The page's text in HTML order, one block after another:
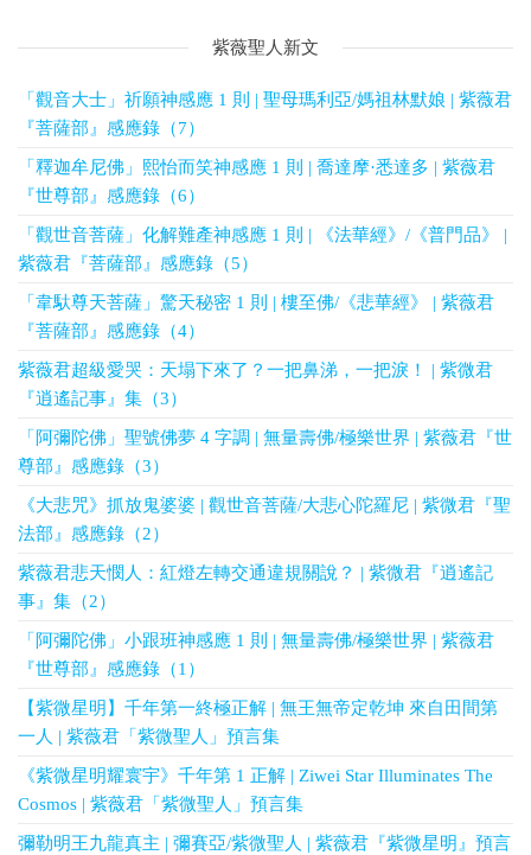
紫薇聖人新文
「觀音大士」祈願神感應 1 則 | 聖母瑪利亞/媽祖林默娘 | 紫薇君
『菩薩部』感應錄（7）
「釋迦牟尼佛」熙怡而笑神感應 1 則 | 喬達摩·悉達多 | 紫薇君
『世尊部』感應錄（6）
「觀世音菩薩」化解難產神感應 1 則 | 《法華經》/《普門品》 |
紫薇君『菩薩部』感應錄（5）
「韋馱尊天菩薩」驚天秘密 1 則 | 樓至佛/《悲華經》 | 紫薇君
『菩薩部』感應錄（4）
紫薇君超級愛哭：天塌下來了？一把鼻涕，一把淚！ | 紫微君
『逍遙記事』集（3）
「阿彌陀佛」聖號佛夢 4 字調 | 無量壽佛/極樂世界 | 紫薇君『世
尊部』感應錄（3）
《大悲咒》抓放鬼婆婆 | 觀世音菩薩/大悲心陀羅尼 | 紫微君『聖
法部』感應錄（2）
紫薇君悲天憫人：紅燈左轉交通違規關說？ | 紫微君『逍遙記
事』集（2）
「阿彌陀佛」小跟班神感應 1 則 | 無量壽佛/極樂世界 | 紫薇君
『世尊部』感應錄（1）
【紫微星明】千年第一終極正解 | 無王無帝定乾坤 來自田間第
一人 | 紫薇君「紫微聖人」預言集
《紫微星明耀寰宇》千年第 1 正解 | Ziwei Star Illuminates The
Cosmos | 紫薇君「紫微聖人」預言集
彌勒明王九龍真主 | 彌賽亞/紫微聖人 | 紫薇君『紫微星明』預言